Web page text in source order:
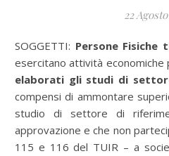
22
SOGGETTI: Persone
esercitano attività economiche
elaborati gli studi di
compensi di ammontare
studio di settore di
approvazione e che non
115 e 116 del TUIR – a